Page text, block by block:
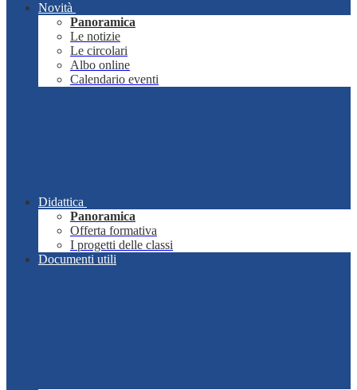
Novità
Panoramica
Le notizie
Le circolari
Albo online
Calendario eventi
Didattica
Panoramica
Offerta formativa
I progetti delle classi
Documenti utili